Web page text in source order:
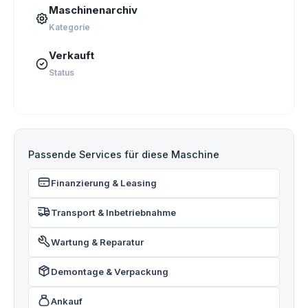
Maschinenarchiv
Kategorie
Verkauft
Status
Passende Services für diese Maschine
Finanzierung & Leasing
Transport & Inbetriebnahme
Wartung & Reparatur
Demontage & Verpackung
Ankauf